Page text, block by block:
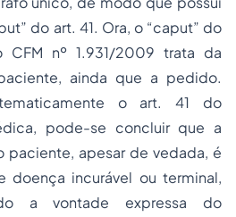
do art. 41. Ora, o “caput” do
CFM nº 1.931/2009 trata da
ainda que a pedido.
o art. 41 do
pode-se concluir que a
paciente, apesar de vedada, é
doença incurável ou terminal,
a vontade expressa do